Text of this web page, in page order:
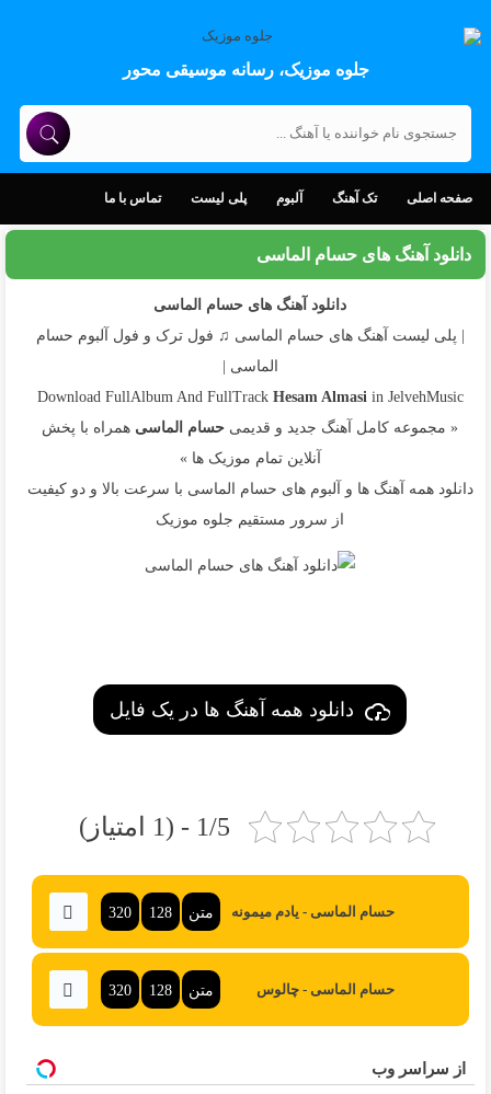
جلوه موزیک، رسانه موسیقی محور
صفحه اصلی تک آهنگ آلبوم پلی لیست تماس با ما
دانلود آهنگ های حسام الماسی
دانلود آهنگ های حسام الماسی
| پلی لیست آهنگ های حسام الماسی ♫ فول ترک و فول آلبوم حسام
الماسی |
Download FullAlbum And FullTrack Hesam Almasi in JelvehMusic
« مجموعه کامل آهنگ جدید و قدیمی حسام الماسی همراه با پخش
آنلاین تمام موزیک ها »
دانلود همه آهنگ ها و آلبوم های حسام الماسی با سرعت بالا و دو کیفیت
از سرور مستقیم جلوه موزیک
دانلود همه آهنگ ها در یک فایل
1/5 - (1 امتیاز)
حسام الماسی - یادم میمونه متن 128
320
حسام الماسی - چالوس متن 128
320
از سراسر وب